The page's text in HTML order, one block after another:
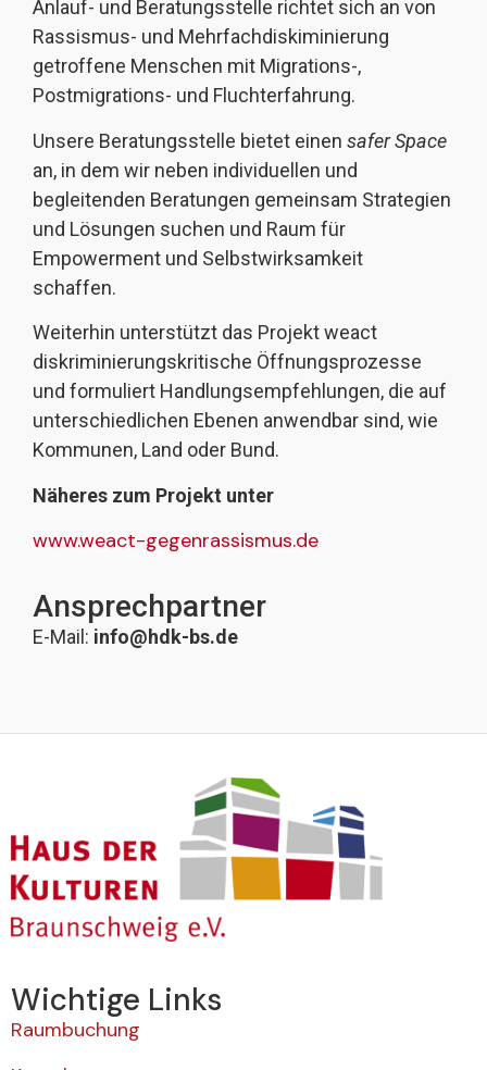
Anlauf- und Beratungsstelle richtet sich an von
Rassismus- und Mehrfachdiskiminierung
getroffene Menschen mit Migrations-,
Postmigrations- und Fluchterfahrung.
Unsere Beratungsstelle bietet einen safer Space
an, in dem wir neben individuellen und
begleitenden Beratungen gemeinsam Strategien
und Lösungen suchen und Raum für
Empowerment und Selbstwirksamkeit
schaffen.
Weiterhin unterstützt das Projekt weact
diskriminierungskritische Öffnungsprozesse
und formuliert Handlungsempfehlungen, die auf
unterschiedlichen Ebenen anwendbar sind, wie
Kommunen, Land oder Bund.
Näheres zum Projekt unter
www.weact-gegenrassismus.de
Ansprechpartner
E-Mail: info@hdk-bs.de
Wichtige Links
Raumbuchung